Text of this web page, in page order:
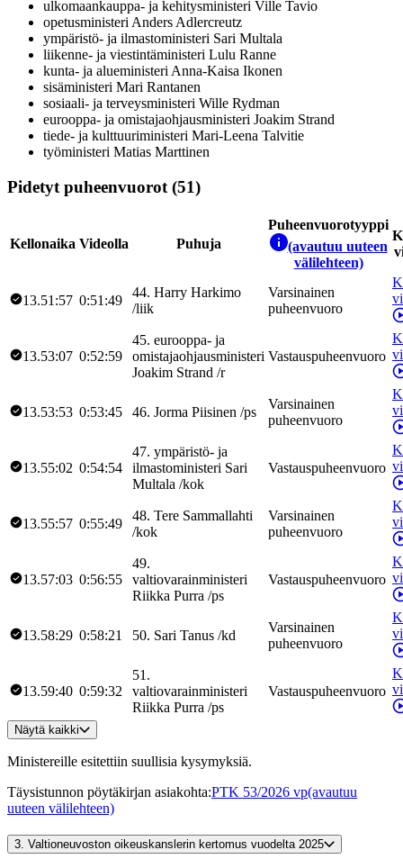
ulkomaankauppa- ja kehitysministeri Ville Tavio
opetusministeri Anders Adlercreutz
ympäristö- ja ilmastoministeri Sari Multala
liikenne- ja viestintäministeri Lulu Ranne
kunta- ja alueministeri Anna-Kaisa Ikonen
sisäministeri Mari Rantanen
sosiaali- ja terveysministeri Wille Rydman
eurooppa- ja omistajaohjausministeri Joakim Strand
tiede- ja kulttuuriministeri Mari-Leena Talvitie
työministeri Matias Marttinen
Pidetyt puheenvuorot (51)
Kellonaika Videolla Puhuja
Puheenvuorotyyppi
(avautuu uuteen
välilehteen)
13.51:57 0:51:49
44. Harry Harkimo
/liik
Varsinainen
puheenvuoro
13.53:07 0:52:59
45. eurooppa- ja
omistajaohjausministeri
Joakim Strand /r
Vastauspuheenvuoro
13.53:53 0:53:45 46. Jorma Piisinen /ps
Varsinainen
puheenvuoro
13.55:02 0:54:54
47. ympäristö- ja
ilmastoministeri Sari
Multala /kok
Vastauspuheenvuoro
13.55:57 0:55:49
48. Tere Sammallahti
/kok
Varsinainen
puheenvuoro
13.57:03 0:56:55
49.
valtiovarainministeri
Riikka Purra /ps
Vastauspuheenvuoro
13.58:29 0:58:21 50. Sari Tanus /kd
Varsinainen
puheenvuoro
13.59:40 0:59:32
51 .
valtiovarainministeri
Riikka Purra /ps
Vastauspuheenvuoro
Näytä kaikki
Ministereille esitettiin suullisia kysymyksiä.
Täysistunnon pöytäkirjan asiakohta:PTK 53/2026 vp(avautuu
uuteen välilehteen)
3. Valtioneuvoston oikeuskanslerin kertomus vuodelta 2025